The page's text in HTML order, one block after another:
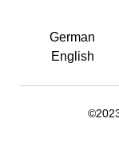
German
English